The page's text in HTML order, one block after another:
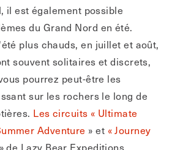
il est également possible
du Grand Nord en été.
plus chauds, en juillet et août,
souvent solitaires et discrets,
pourrez peut-être les
sur les rochers le long de
Les circuits « Ultimate
Adventure » et « Journey
» de Lazy Bear Expeditions